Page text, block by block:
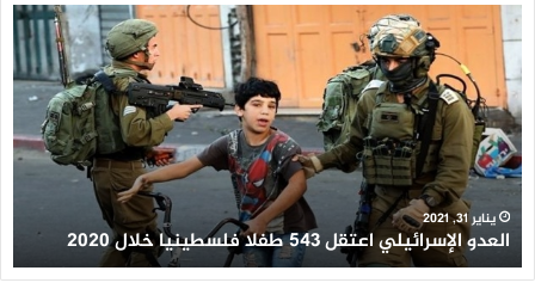
العدو
الإسرائيلي
اعتقل
543
طفلا
فلسطينيا
خلال
2020
يناير 31, 2021
العدو الإسرائيلي اعتقل 543 طفلا فلسطينيا خلال 2020